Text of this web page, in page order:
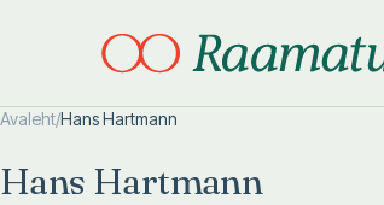
Avaleht/Hans Hartmann
Hans Hartmann